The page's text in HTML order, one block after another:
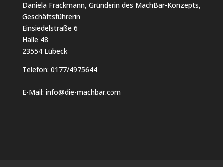
Daniela Frackmann, Gründerin des MachBar-Konzepts,
Geschäftsführerin
Einsiedelstraße 6
Halle 48
23554 Lübeck
Telefon: 0177/4975644
E-Mail: info@die-machbar.com